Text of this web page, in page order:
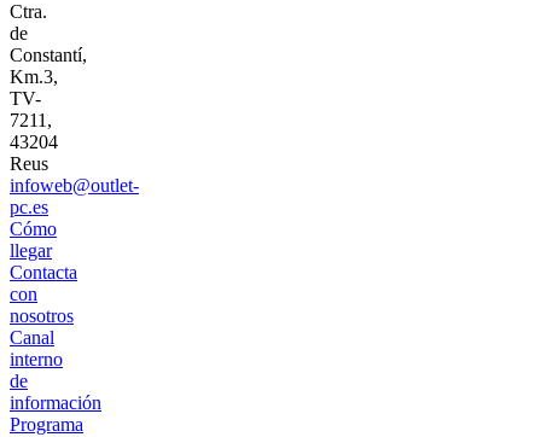
Ctra.
de
Constantí,
Km.3,
TV-
7211,
43204
Reus
infoweb@outlet-
pc.es
Cómo
llegar
Contacta
con
nosotros
Canal
interno
de
información
Programa